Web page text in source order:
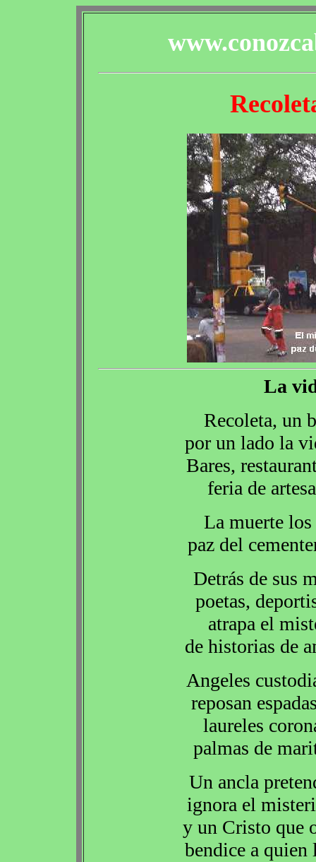
La
Recoleta, un
por un lado la
Bares,
feria de
La muerte
paz del
Detrás de sus
poetas,
atrapa el
de historias de
Angeles
reposan
laureles
palmas de
Un ancla
ignora el
y un Cristo que
bendice a quien